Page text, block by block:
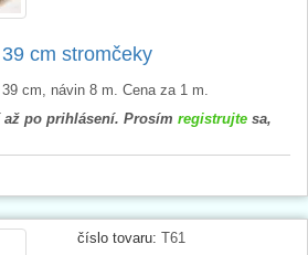
cm stromčeky
cm, návin 8 m. Cena za 1 m.
až po prihlásení. Prosím registrujte sa,
číslo tovaru: T61